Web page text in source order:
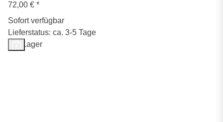
72,00 € *
Sofort verfügbar
Lieferstatus: ca. 3-5 Tage
Auf Lager